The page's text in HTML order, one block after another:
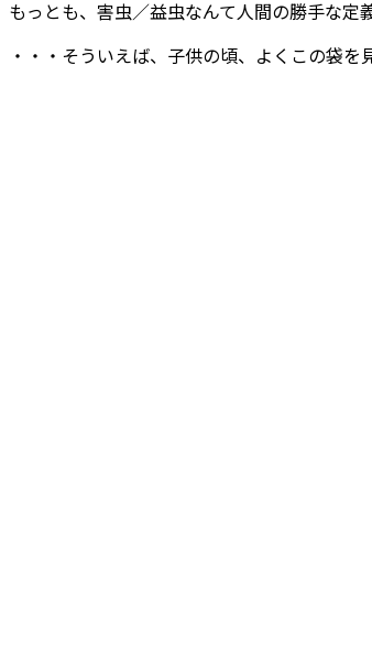
もっとも、害虫／益虫なんて人間の勝手な定
・・・そういえば、子供の頃、よくこの袋